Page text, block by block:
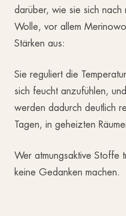
darüber, wie sie sich nach
Wolle, vor allem
Stärken aus:
Sie reguliert die
sich feucht anzufühlen,
werden dadurch deutlich
Tagen, in geheizten
Wer atmungsaktive Stoffe
keine Gedanken machen.